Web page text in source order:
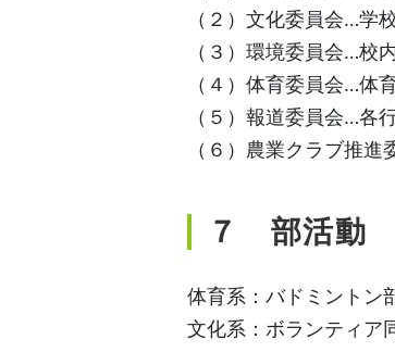
（２）文化委員会…学
（３）環境委員会…校
（４）体育委員会…体
（５）報道委員会…各
（６）農業クラブ推
７ 部活動
体育系：バドミント
文化系：ボランティ